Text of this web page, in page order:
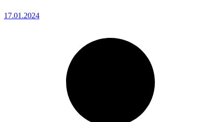
17.01.2024